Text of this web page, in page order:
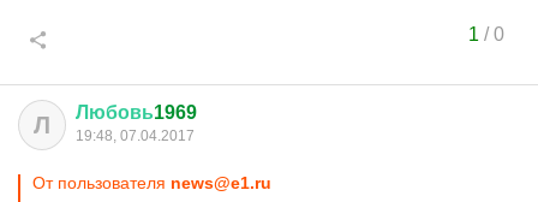
1 /0
Л Любовь1969
19:48, 07.04.2017
От пользователя news@e1.ru